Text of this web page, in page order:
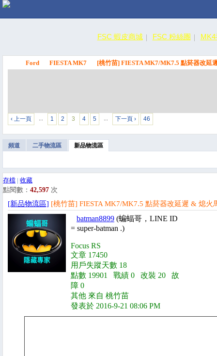
FSC 蝦皮商城 FSC 粉絲團
Ford FIESTA MK7 [桃竹苗] FIESTA MK7/MK7.5 點菸器改延
‹ 上一頁 … 1 2 3 4 5 … 下一頁 › 46
頻道 二手物流區 新品物流區
存檔 | 收藏
點閱數： 42,597 次
[新品物流區] [桃竹苗] FIESTA MK7/MK7.5 點菸器改延遲 & 熄火
batman8899 (蝙蝠哥，LINE ID
= super-batman .)
Focus RS
文章 17450
用戶失蹤天數 18
點數 19901 戰績 0 改裝 20 故
障 0
其他 來自 桃竹苗
發表於 2016-9-21 08:06 PM